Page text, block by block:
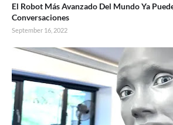
El Robot Más Avanzado Del Mundo Ya
Conversaciones
September 16, 2022